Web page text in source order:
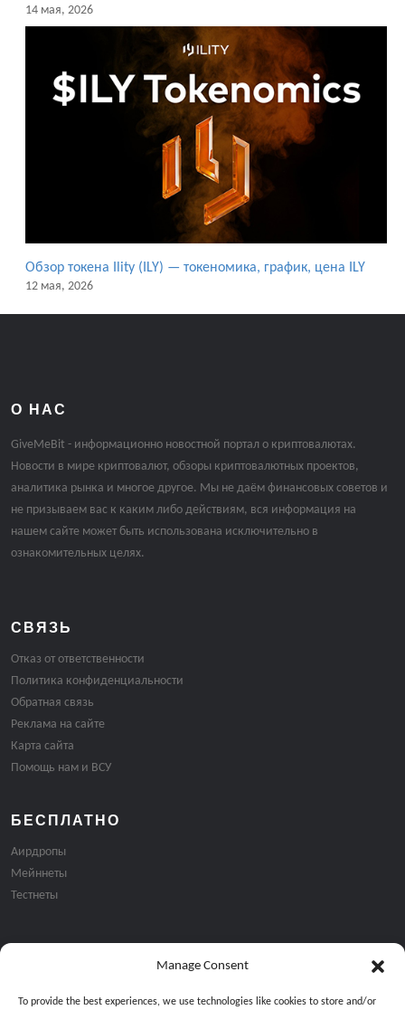
Manage Consent
To provide the best experiences, we use technologies like cookies to store and/or
14 мая, 2026
Обзор токена Ility (ILY) — токеномика, график, цена ILY
12 мая, 2026
О НАС
GiveMeBit - информационно новостной портал о криптовалютах.
Новости в мире криптовалют, обзоры криптовалютных проектов,
аналитика рынка и многое другое. Мы не даём финансовых советов и
не призываем вас к каким либо действиям, вся информация на
нашем сайте может быть использована исключительно в
ознакомительных целях.
СВЯЗЬ
Отказ от ответственности
Политика конфиденциальности
Обратная связь
Реклама на сайте
Карта сайта
Помощь нам и ВСУ
БЕСПЛАТНО
Аирдропы
Мейннеты
Тестнеты
Подписка на email рассылку: